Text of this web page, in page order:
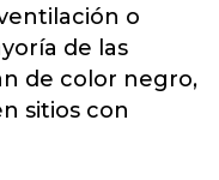
o
de las
de color negro,
sitios con